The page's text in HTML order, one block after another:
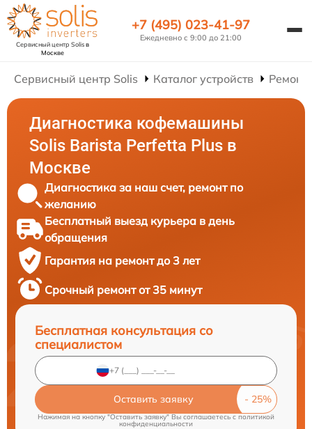
Сервисный центр Solisв
Москве
+7 (495) 023-41-97
Ежедневно с 9:00 до 21:00
Сервисный центр Solis Каталог устройств
Диагностика кофемашины
Solis Barista Perfetta Plus в
Москве
Диагностика за наш счет, ремонт по
желанию
Бесплатный выезд курьера в день
обращения
Гарантия на ремонт до 3 лет
Срочный ремонт от 35 минут
Бесплатная консультация со
специалистом
Оставить заявку
Нажимая на кнопку "Оставить заявку" Вы соглашаетесь cполитикой
конфиденциальности